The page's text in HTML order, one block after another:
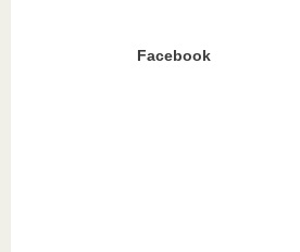
Facebook